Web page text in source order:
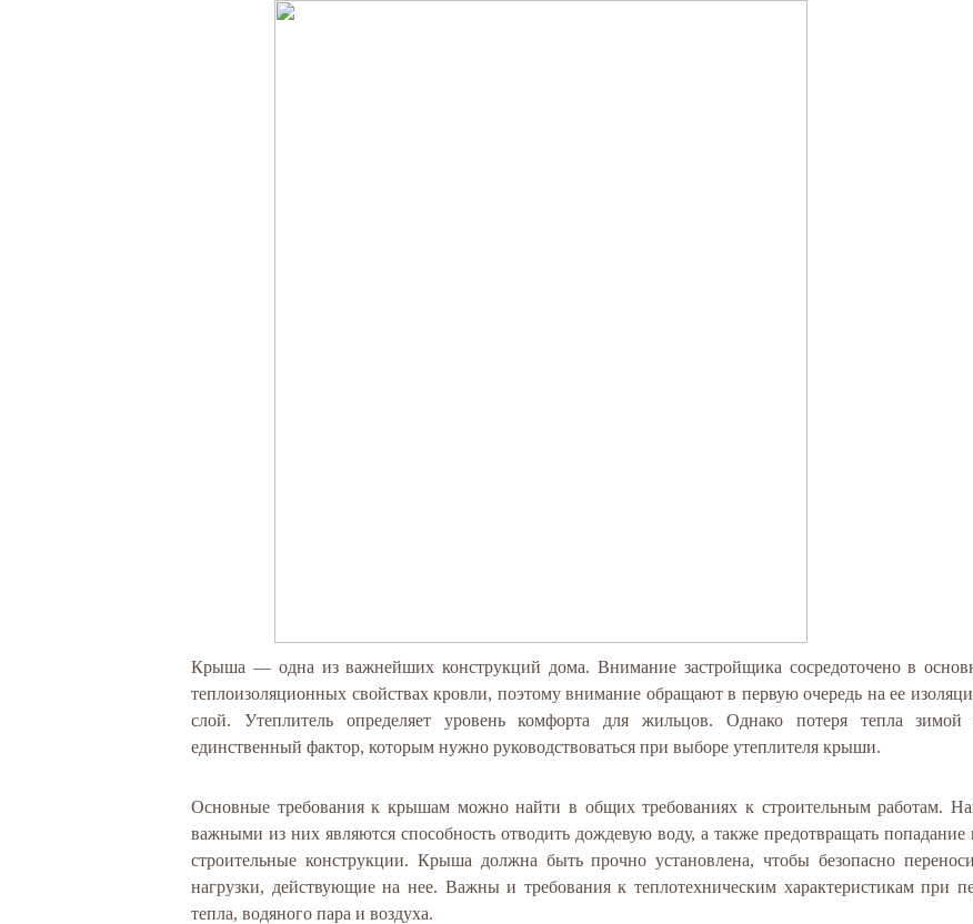
Крыша — одна из важнейших конструкций дома. Внимание застройщика сосредоточено в
теплоизоляционных свойствах кровли, поэтому внимание обращают в первую очередь на ее
слой. Утеплитель определяет уровень комфорта для жильцов. Однако потеря тепла
единственный фактор, которым нужно руководствоваться при выборе утеплителя крыши.
Основные требования к крышам можно найти в общих требованиях к строительным работам.
важными из них являются способность отводить дождевую воду, а также предотвращать попадание
строительные конструкции. Крыша должна быть прочно установлена, чтобы безопасно
нагрузки, действующие на нее. Важны и требования к теплотехническим характеристикам при
тепла, водяного пара и воздуха.